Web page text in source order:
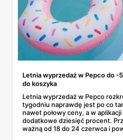
Letnia wyprzedaż w Pepco do -
do koszyka
Letnia wyprzedaż w Pepco
tygodniu naprawdę jest po co
nawet połowy ceny, a w
dodatkowe dziesięć procent.
ważną od 18 do 24 czerwca i